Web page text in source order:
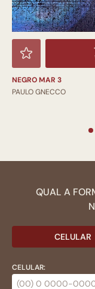
NEGRO MAR 3
PAULO GNECCO
QUAL A
CELULAR
CELULAR: